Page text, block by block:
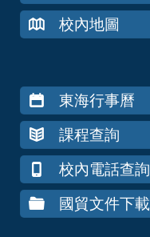
校內地圖
東海行事曆
課程查詢
校內電話查詢
國貿文件下載